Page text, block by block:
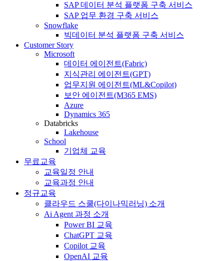
SAP 데이터 분석 플랫폼 구축 서비스
SAP 업무 환경 구축 서비스
Snowflake
빅데이터 분석 플랫폼 구축 서비스
Customer Story
Microsoft
데이터 에이전트(Fabric)
지식관리 에이전트(GPT)
업무지원 에이전트(ML&Copilot)
보안 에이전트(M365 EMS)
Azure
Dynamics 365
Databricks
Lakehouse
School
기업체 교육
무료교육
교육일정 안내
교육과정 안내
정규교육
클라우드 스쿨(다이나믹러닝) 소개
Ai Agent 과정 소개
Power BI 교육
ChatGPT 교육
Copilot 교육
OpenAI 교육